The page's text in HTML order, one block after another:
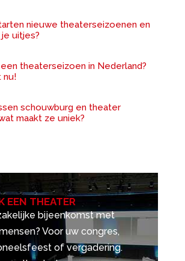
nieuwe theaterseizoenen en
uitjes?
theaterseizoen in Nederland?
nu!
schouwburg en theater
maakt ze uniek?
EEN THEATER
bijeenkomst met
Voor uw congres,
of vergadering.